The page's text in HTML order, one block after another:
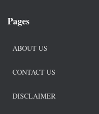
Pages
ABOUT US
CONTACT US
DISCLAIMER